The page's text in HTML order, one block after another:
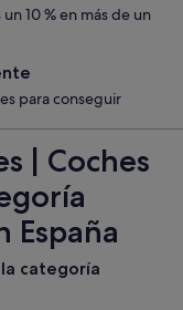
10 % en más de un
para conseguir
| Coches
España
categoría